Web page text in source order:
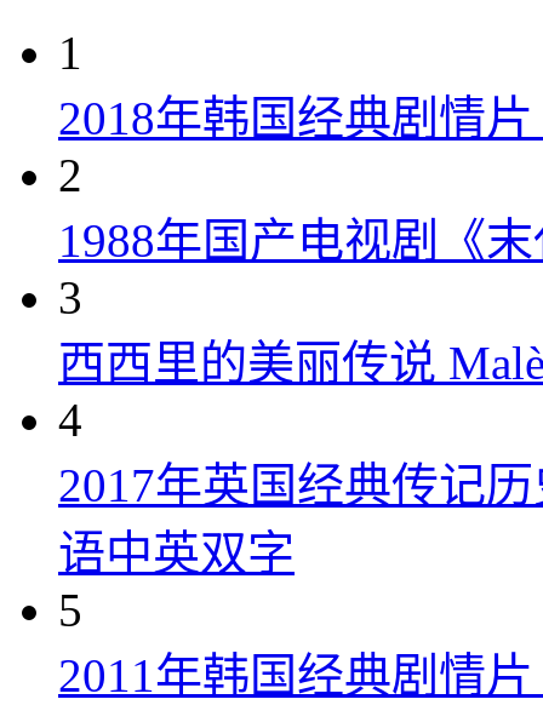
1
2018年韩国经典剧情
2
1988年国产电视剧《
3
西西里的美丽传说
4
2017年英国经典传记
语中英双字
5
2011年韩国经典剧情